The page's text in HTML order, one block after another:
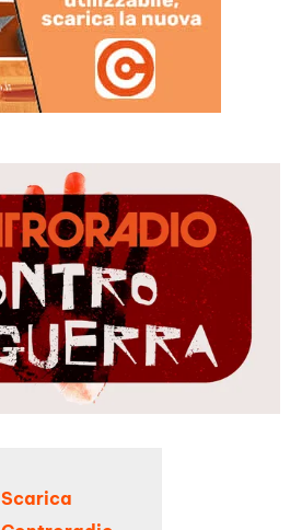
Scarica